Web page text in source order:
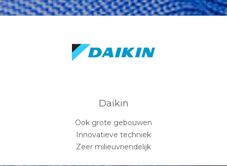
Daikin
Ook grote gebouwen
Innovatieve techniek
Zeer milieuvriendelijk